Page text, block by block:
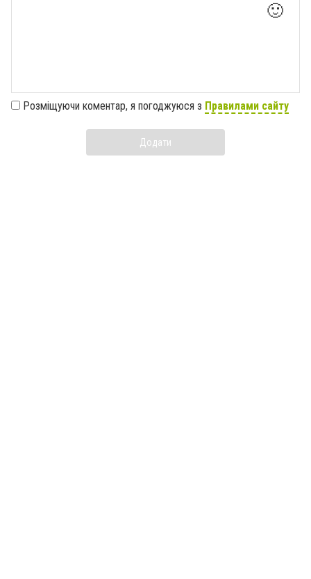
🙂
Розміщуючи коментар, я погоджуюся з Правилами сайту
Додати